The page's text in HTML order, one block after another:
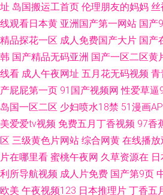
址 岛国搬运工首页 伦理朋友的妈妈 丝
线观看日本黄 亚洲国产第一网站 国产
精品探花一区 成人免费国产大片 国产
韩 国产精品无码亚洲 国产一区二区黄
线看 成人午夜网址 五月花无码视频 青
产屁屁第一页 91国产视频网 性爱草逼
岛国一区二区 少妇喷水18禁 51漫画
美爱爱tv视频 免费五月丁香视频 97香
区 三级黄色片网站 综合网黄 在线播放
片在哪里看 蜜桃午夜网 久草资源在
利所导航视频 成人片免费 国产第9页
欧美 午夜视频123 日本推理片 丁香五